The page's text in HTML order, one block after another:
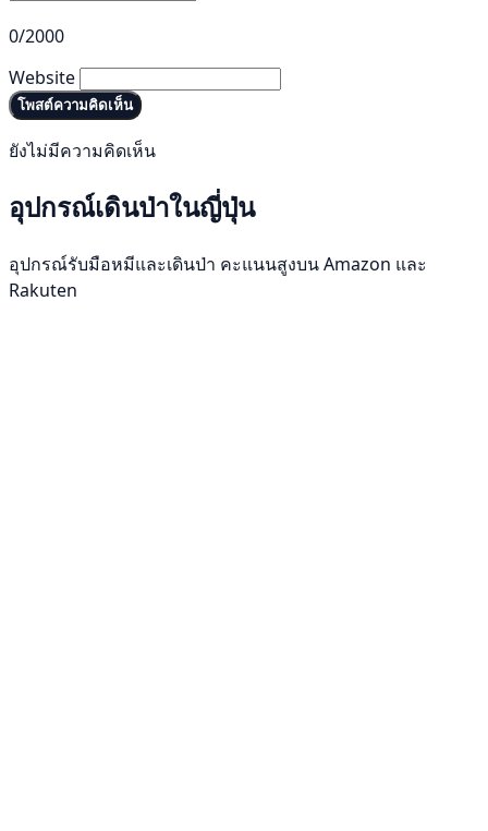
0/2000
Website
โพสต์ความคิดเห็น
ยังไม่มีความคิดเห็น
อุปกรณ์เดินป่าในญี่ปุ่น
อุปกรณ์รับมือหมีและเดินป่า คะแนนสูงบน Amazon และ
Rakuten